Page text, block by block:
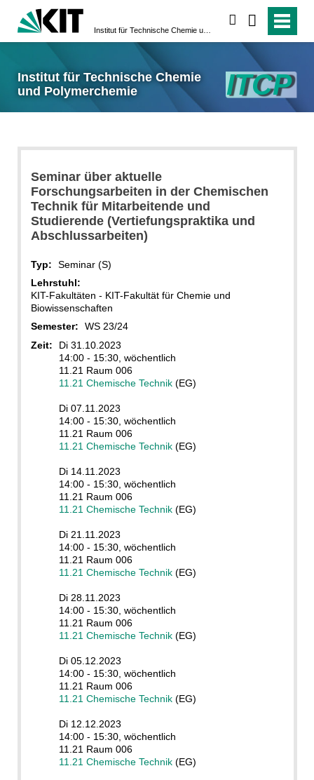
Institut für Technische Chemie
und Polymerchemie
Seminar über aktuelle
Forschungsarbeiten in der Chemischen
Technik für Mitarbeitende und
Studierende (Vertiefungspraktika und
Abschlussarbeiten)
Typ:
Seminar (S)
Lehrstuhl:
KIT-Fakultäten - KIT-Fakultät für Chemie und
Biowissenschaften
Semester:
WS 23/24
Zeit:
Di 31.10.2023
14:00 - 15:30, wöchentlich
11.21 Raum 006
11.21 Chemische Technik(EG)
Di 07.11.2023
14:00 - 15:30, wöchentlich
11.21 Raum 006
11.21 Chemische Technik(EG)
Di 14.11.2023
14:00 - 15:30, wöchentlich
11.21 Raum 006
11.21 Chemische Technik(EG)
Di 21.11.2023
14:00 - 15:30, wöchentlich
11.21 Raum 006
11.21 Chemische Technik(EG)
Di 28.11.2023
14:00 - 15:30, wöchentlich
11.21 Raum 006
11.21 Chemische Technik(EG)
Di 05.12.2023
14:00 - 15:30, wöchentlich
11.21 Raum 006
11.21 Chemische Technik(EG)
Di 12.12.2023
14:00 - 15:30, wöchentlich
11.21 Raum 006
11.21 Chemische Technik(EG)